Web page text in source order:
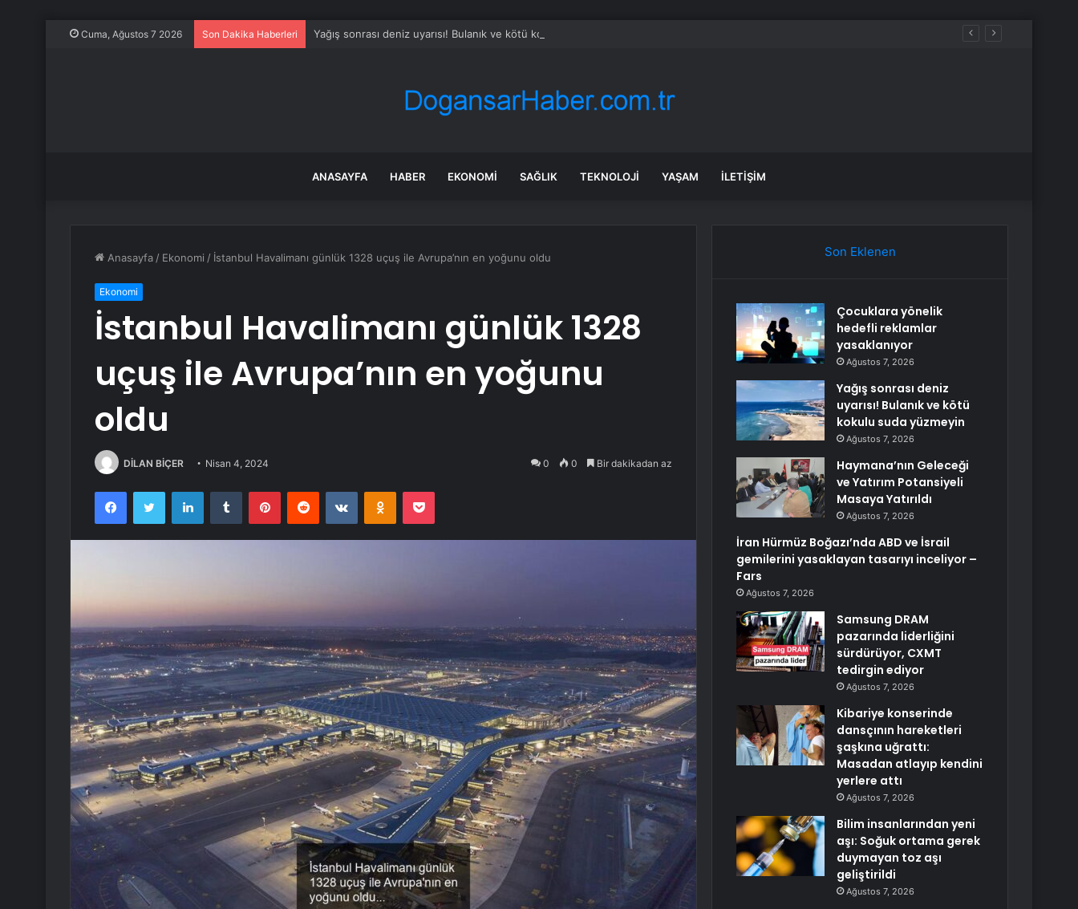
Cuma, Ağustos 7 2026 Son Dakika Haberleri Yağış sonrası deniz uyarısı! Bulanık ve kötü kokulu suda yüzmeyin
ANASAYFA HABER EKONOMI SAĞLIK TEKNOLOJI YAŞAM İLETIŞIM
Anasayfa / Ekonomi / İstanbul Havalimanı günlük 1328 uçuş ile Avrupa’nın en yoğunu oldu
Ekonomi
İstanbul Havalimanı günlük 1328
uçuş ile Avrupa’nın en yoğunu
oldu
DİLAN BİÇER Nisan 4, 2024 0 0 Bir dakikadan az
FacebookTwitter LinkedInTumblr PinterestReddit VKontakteOdnoklassniki
Pocket
Son Eklenen
Çocuklara yönelik
hedefli reklamlar
yasaklanıyor
Ağustos 7, 2026
Yağış sonrası deniz
uyarısı! Bulanık ve kötü
kokulu suda yüzmeyin
Ağustos 7, 2026
Haymana’nın Geleceği
ve Yatırım Potansiyeli
Masaya Yatırıldı
Ağustos 7, 2026
İran Hürmüz Boğazı’nda ABD ve İsrail
gemilerini yasaklayan tasarıyı inceliyor –
Fars
Ağustos 7, 2026
Samsung DRAM
pazarında liderliğini
sürdürüyor, CXMT
tedirgin ediyor
Ağustos 7, 2026
Kibariye konserinde
dansçının hareketleri
şaşkına uğrattı:
Masadan atlayıp kendini
yerlere attı
Ağustos 7, 2026
Bilim insanlarından yeni
aşı: Soğuk ortama gerek
duymayan toz aşı
geliştirildi
Ağustos 7, 2026